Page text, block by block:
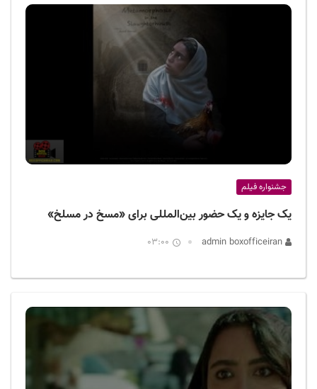
جشنواره فیلم
یک جایزه و یک حضور بین‌المللی برای «مسخ در مسلخ»
03:00